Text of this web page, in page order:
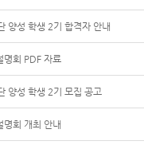
양성 학생 2기 합격자 안내
명회 PDF 자료
양성 학생 2기 모집 공고
명회 개최 안내